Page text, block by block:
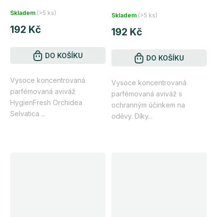
hodnocení
produktu
5
hvězdiček.
Skladem (>5 ks)
192 Kč
DO KOŠÍKU
Vysoce koncentrovaná
parfémovaná aviváž
HygienFresh Orchidea
Selvatica ...
Skladem (>5 ks)
192 Kč
DO KOŠÍKU
Vysoce koncentrovaná
parfémovaná aviváž s
ochranným účinkem na
oděvy. Díky...